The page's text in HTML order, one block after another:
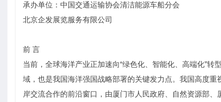
承办单位：中国交通运输协会清洁能源车船分会
北京企发展览服务有限公司
前 言
当前，全球海洋产业正加速向“绿色化、智能化、高端化”
域，也是我国海洋强国战略部署的关键发力点。我国高度
岸交流合作的前沿窗口，由厦门市人民政府、自然资源部